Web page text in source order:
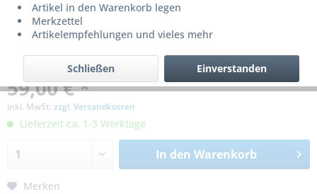
59,00 € *
inkl. MwSt. zzgl. Versandkosten
Lieferzeit ca. 1-3 Werktage
In den Warenkorb
Merken
Artikel in den Warenkorb legen
Merkzettel
Artikelempfehlungen und vieles mehr
Einverstanden
Schließen